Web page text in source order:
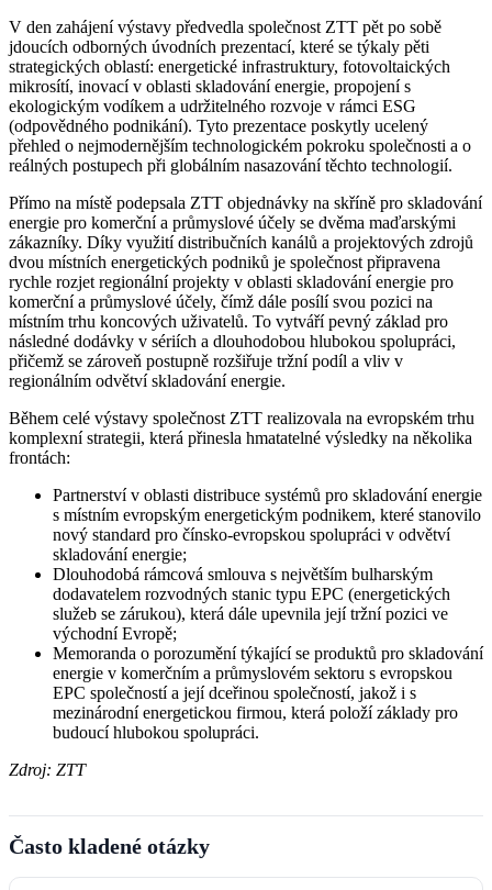
V den zahájení výstavy předvedla společnost ZTT pět po sobě
jdoucích odborných úvodních prezentací, které se týkaly pěti
strategických oblastí: energetické infrastruktury, fotovoltaických
mikrosítí, inovací v oblasti skladování energie, propojení s
ekologickým vodíkem a udržitelného rozvoje v rámci ESG
(odpovědného podnikání). Tyto prezentace poskytly ucelený
přehled o nejmodernějším technologickém pokroku společnosti a o
reálných postupech při globálním nasazování těchto technologií.
Přímo na místě podepsala ZTT objednávky na skříně pro skladování
energie pro komerční a průmyslové účely se dvěma maďarskými
zákazníky. Díky využití distribučních kanálů a projektových zdrojů
dvou místních energetických podniků je společnost připravena
rychle rozjet regionální projekty v oblasti skladování energie pro
komerční a průmyslové účely, čímž dále posílí svou pozici na
místním trhu koncových uživatelů. To vytváří pevný základ pro
následné dodávky v sériích a dlouhodobou hlubokou spolupráci,
přičemž se zároveň postupně rozšiřuje tržní podíl a vliv v
regionálním odvětví skladování energie.
Během celé výstavy společnost ZTT realizovala na evropském trhu
komplexní strategii, která přinesla hmatatelné výsledky na několika
frontách:
Partnerství v oblasti distribuce systémů pro skladování energie
s místním evropským energetickým podnikem, které stanovilo
nový standard pro čínsko-evropskou spolupráci v odvětví
skladování energie;
Dlouhodobá rámcová smlouva s největším bulharským
dodavatelem rozvodných stanic typu EPC (energetických
služeb se zárukou), která dále upevnila její tržní pozici ve
východní Evropě;
Memoranda o porozumění týkající se produktů pro skladování
energie v komerčním a průmyslovém sektoru s evropskou
EPC společností a její dceřinou společností, jakož i s
mezinárodní energetickou firmou, která položí základy pro
budoucí hlubokou spolupráci.
Zdroj: ZTT
Často kladené otázky